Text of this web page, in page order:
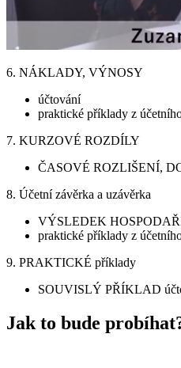
6. NÁKLADY, VÝNOSY
účtování
praktické příklady z
7. KURZOVÉ ROZDÍLY
ČASOVÉ ROZLIŠENÍ,
8. Účetní závěrka a uzávěrka
VÝSLEDEK
praktické příklady z
9. PRAKTICKÉ příklady
SOUVISLÝ PŘÍKLAD
Jak to bude